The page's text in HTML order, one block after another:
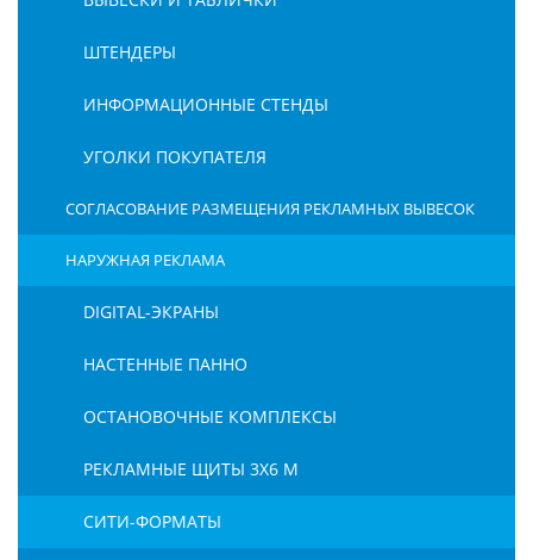
ШТЕНДЕРЫ
ИНФОРМАЦИОННЫЕ СТЕНДЫ
УГОЛКИ ПОКУПАТЕЛЯ
СОГЛАСОВАНИЕ РАЗМЕЩЕНИЯ РЕКЛАМНЫХ ВЫВЕСОК
НАРУЖНАЯ РЕКЛАМА
DIGITAL-ЭКРАНЫ
НАСТЕННЫЕ ПАННО
ОСТАНОВОЧНЫЕ КОМПЛЕКСЫ
РЕКЛАМНЫЕ ЩИТЫ 3Х6 М
СИТИ-ФОРМАТЫ